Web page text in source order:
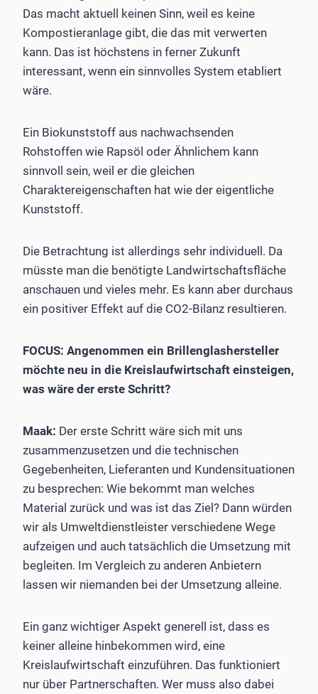
Das macht aktuell keinen Sinn, weil es keine
Kompostieranlage gibt, die das mit verwerten
kann. Das ist höchstens in ferner Zukunft
interessant, wenn ein sinnvolles System etabliert
wäre.
Ein Biokunststoff aus nachwachsenden
Rohstoffen wie Rapsöl oder Ähnlichem kann
sinnvoll sein, weil er die gleichen
Charaktereigenschaften hat wie der eigentliche
Kunststoff.
Die Betrachtung ist allerdings sehr individuell. Da
müsste man die benötigte Landwirtschaftsfläche
anschauen und vieles mehr. Es kann aber durchaus
ein positiver Effekt auf die CO2-Bilanz resultieren.
FOCUS: Angenommen ein Brillenglashersteller
möchte neu in die Kreislaufwirtschaft einsteigen,
was wäre der erste Schritt?
Maak: Der erste Schritt wäre sich mit uns
zusammenzusetzen und die technischen
Gegebenheiten, Lieferanten und Kundensituationen
zu besprechen: Wie bekommt man welches
Material zurück und was ist das Ziel? Dann würden
wir als Umweltdienstleister verschiedene Wege
aufzeigen und auch tatsächlich die Umsetzung mit
begleiten. Im Vergleich zu anderen Anbietern
lassen wir niemanden bei der Umsetzung alleine.
Ein ganz wichtiger Aspekt generell ist, dass es
keiner alleine hinbekommen wird, eine
Kreislaufwirtschaft einzuführen. Das funktioniert
nur über Partnerschaften. Wer muss also dabei